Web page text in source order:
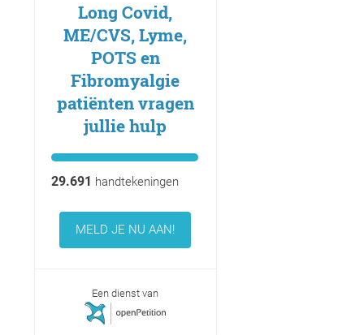
Long Covid,
ME/CVS, Lyme,
POTS en
Fibromyalgie
patiënten vragen
jullie hulp
29.691 handtekeningen
MELD JE NU AAN!
Een dienst van